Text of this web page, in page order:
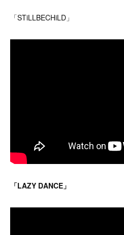
「STiLLBECHiLD」
「LAZY DANCE」